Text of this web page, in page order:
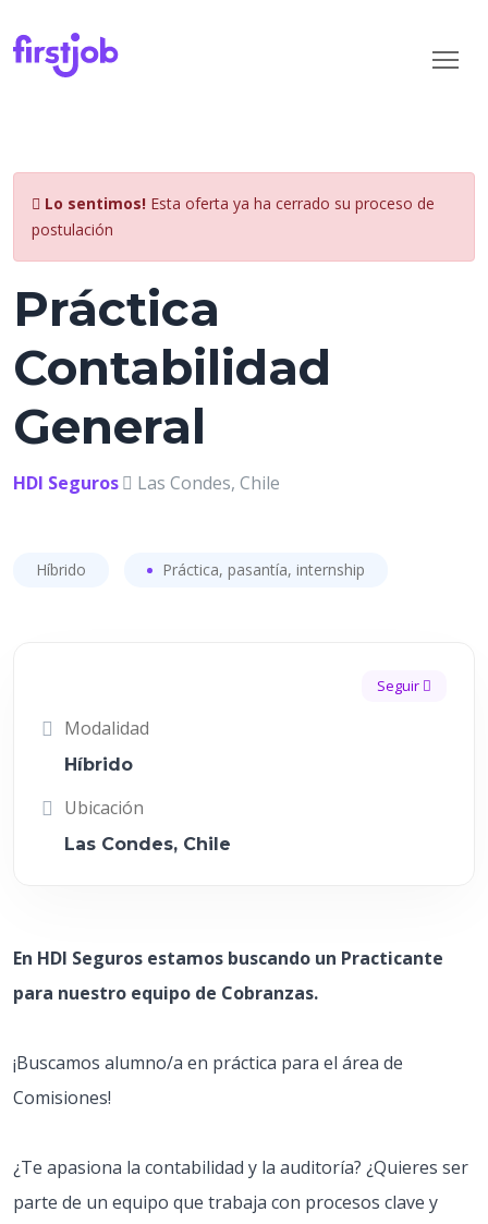
Lo sentimos! Esta oferta ya ha cerrado su proceso de
postulación
Práctica
Contabilidad
General
HDI Seguros Las Condes, Chile
Híbrido Práctica, pasantía, internship
Seguir
Modalidad
Híbrido
Ubicación
Las Condes, Chile
En HDI Seguros estamos buscando un Practicante
para nuestro equipo de Cobranzas.
¡Buscamos alumno/a en práctica para el área de
Comisiones!
¿Te apasiona la contabilidad y la auditoría? ¿Quieres ser
parte de un equipo que trabaja con procesos clave y